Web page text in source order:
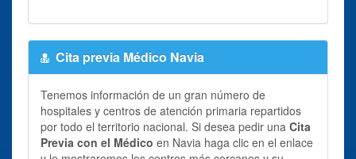
Cita previa Médico Navia
Tenemos información de un gran número de
hospitales y centros de atención primaria repartidos
por todo el territorio nacional. Si desea pedir una Cita
Previa con el Médico en Navia haga clic en el enlace